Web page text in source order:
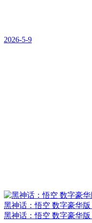
2026-5-9
黑神话：悟空 数字豪华版
黑神话：悟空 数字豪华版